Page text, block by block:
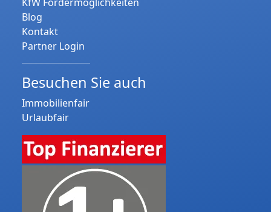
Blog
Kontakt
Partner Login
Besuchen Sie auch
Immobilienfair
Urlaubfair